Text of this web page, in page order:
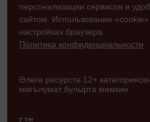
персонализации сервисов и
сайтом. Использование
настройках браузера.
Политика конфиденциальности
Әлеге ресурста 12+
мәгълүмат булырга мөмкин.